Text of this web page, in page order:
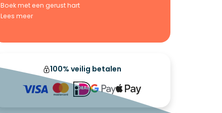
Boek met een gerust hart
Lees meer
100% veilig betalen